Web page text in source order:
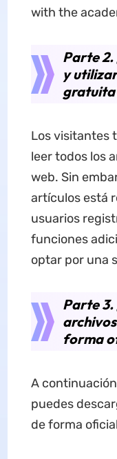
with the
Parte 2.
y
Los visitantes
leer todos los
web. Sin
artículos está
usuarios
funciones
optar por una
Parte 3.
forma
A
puedes
de forma